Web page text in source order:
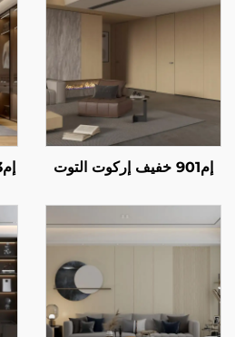
إم901 خفيف إركوت التوت إم903 خفيف الحور الشرقي